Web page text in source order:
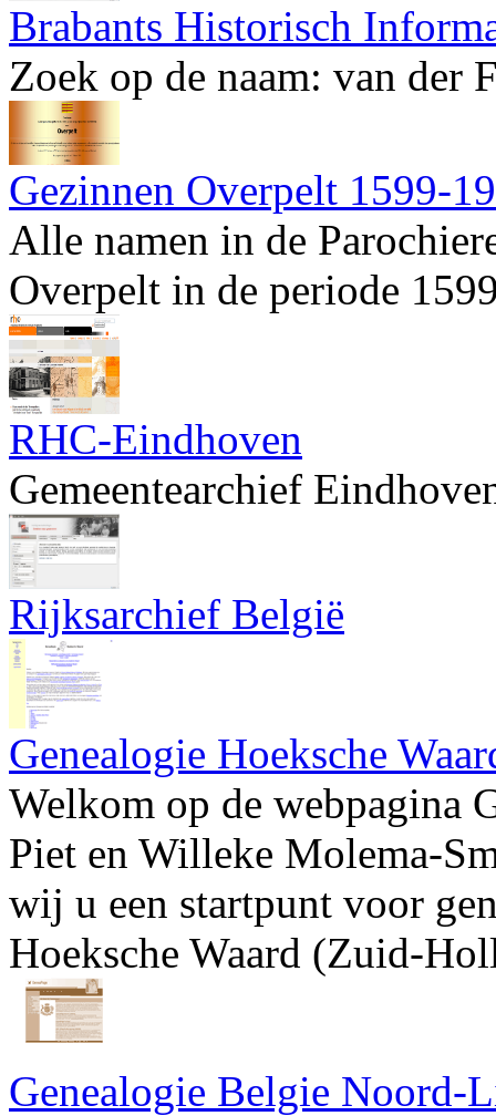
Brabants Historisch
Zoek op de naam: van der
Gezinnen Overpelt 1599-
Alle namen in de
Overpelt in de periode
RHC-Eindhoven
Gemeentearchief
Rijksarchief België
Genealogie Hoeksche
Welkom op de webpagina
Piet en Willeke Molema-
wij u een startpunt voor
Hoeksche Waard (Zuid-
Genealogie Belgie Noord-